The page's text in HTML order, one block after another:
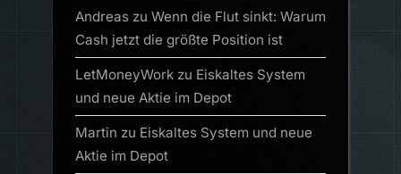
Andreas zu Wenn die Flut sinkt: Warum
Cash jetzt die größte Position ist
LetMoneyWork zu Eiskaltes System
und neue Aktie im Depot
Martin zu Eiskaltes System und neue
Aktie im Depot